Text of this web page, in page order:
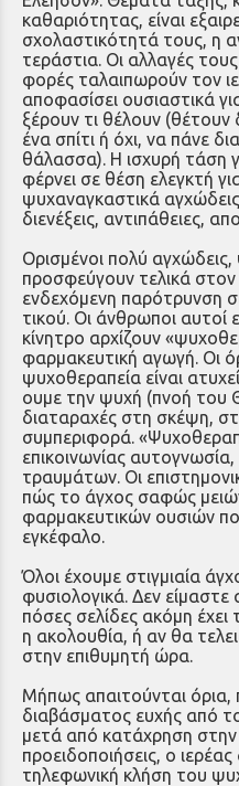
καθαριότητας, είναι
σχολαστικότητά τους, η
τεράστια. Οι αλλαγές
φορές ταλαιπωρούν τον
αποφασίσει ου­σιαστικά
ξέρουν τι θέλουν
ένα σπίτι ή όχι, να πάνε
θάλασσα). Η ισχυρή τάση
φέρνει σε θέση ελεγκτή
ψυχαναγκαστικά
διενέξεις, αντιπά­θειες,
Ορισμένοι πολύ
προσφεύγουν τελι­κά στον
ενδεχόμενη παρότρυνση
τικού. Οι άνθρωποι
κίνητρο αρχίζουν
φαρμακευτική αγωγή. Οι
ψυχοθεραπεία είναι
ουμε την ψυχή (πνοή του
διαταραχές στη σκέψη,
συμπεριφορά.
επικοινωνίας
τραυμάτων. Οι
πώς το άγχος σαφώς
φαρμακευτικών ουσιών
εγκέφαλο.
Όλοι έχουμε στιγμιαία
φυσιολογικά. Δεν
πόσες σελίδες ακόμη έχει
η ακολουθία, ή αν θα
στην επιθυμητή ώρα.
Μήπως απαιτούνται όρια,
διαβάσματος ευχής από
μετά από κατάχρηση στην
προειδοποιήσεις, ο
τηλεφωνική κλήση του